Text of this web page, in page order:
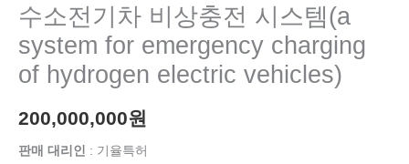
수소전기차 비상충전 시스템(a
system for emergency charging
of hydrogen electric vehicles)
200,000,000원
판매 대리인 : 기율특허